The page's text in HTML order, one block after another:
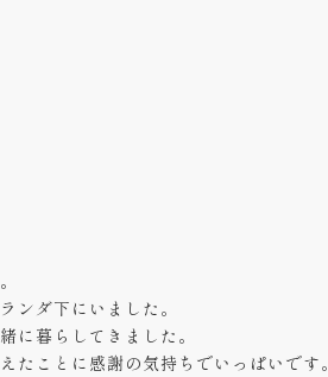
ンダ下にいました。
に暮らしてきました。
たことに感謝の気持ちでいっぱいです。